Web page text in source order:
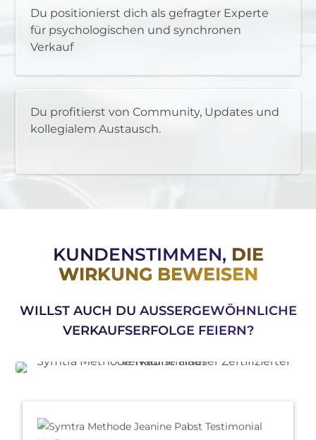
Du positionierst dich als gefragter Experte
für psychologischen und synchronen
Verkauf
Du profitierst von Community, Updates und
kollegialem Austausch.
KUNDENSTIMMEN, DIE
WIRKUNG BEWEISEN
WILLST AUCH DU AUSSERGEWÖHNLICHE V
ERKAUFSERFOLGE FEIERN?